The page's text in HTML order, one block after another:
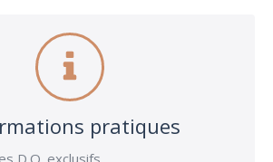
pratiques
D.O. exclusifs